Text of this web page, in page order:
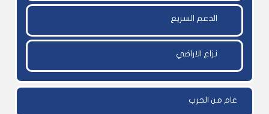
الدعم السريع
نزاع الاراضي
عام من الحرب